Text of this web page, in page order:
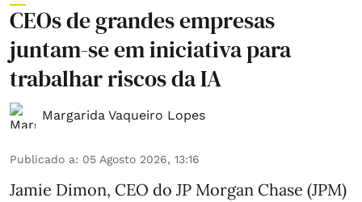
CEOs de grandes empresas
juntam-se em iniciativa para
trabalhar riscos da IA
Margarida Vaqueiro Lopes
Publicado a: 05 Agosto 2026, 13:16
Jamie Dimon, CEO do JP Morgan Chase (JPM)